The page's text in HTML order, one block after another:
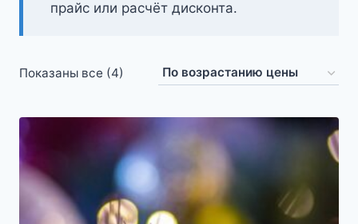
прайс или расчёт дисконта.
Показаны все (4)
возрастанию